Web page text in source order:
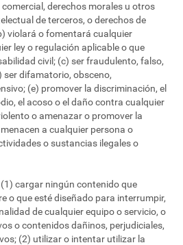
derechos morales u otros
de terceros, o derechos de
violará o fomentará cualquier
ley o regulación aplicable o que
civil; (c) ser fraudulento, falso,
ser difamatorio, obsceno,
(e) promover la discriminación, el
el acoso o el daño contra cualquier
o amenazar o promover la
a cualquier persona o
o sustancias ilegales o
cargar ningún contenido que
o que esté diseñado para interrumpir,
de cualquier equipo o servicio, o
o contenidos dañinos, perjudiciales,
(2) utilizar o intentar utilizar la